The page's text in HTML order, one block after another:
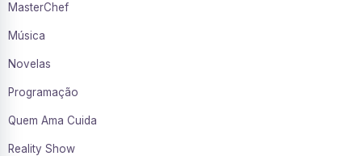
MasterChef
Música
Novelas
Programação
Quem Ama Cuida
Reality Show